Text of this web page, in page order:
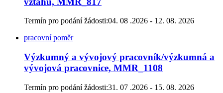
Termín pro podání žádosti:04. 08 .2026 - 12. 08. 2026
pracovní poměr
Výzkumný a vývojový pracovník/výzkumná a
vývojová pracovnice, MMR_1108
Termín pro podání žádosti:31. 07 .2026 - 15. 08. 2026